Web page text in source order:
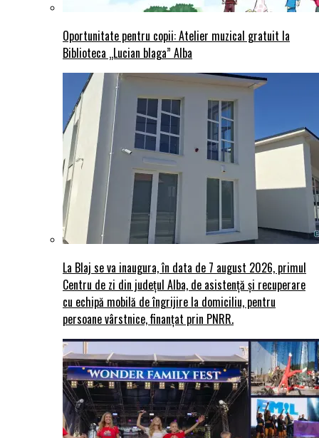
Oportunitate pentru copii: Atelier muzical gratuit la
Biblioteca „Lucian blaga” Alba
La Blaj se va inaugura, în data de 7 august 2026, primul
Centru de zi din județul Alba, de asistență și recuperare
cu echipă mobilă de îngrijire la domiciliu, pentru
persoane vârstnice, finanțat prin PNRR.